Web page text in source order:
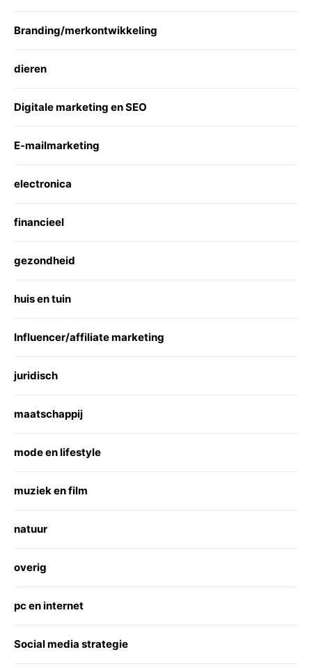
Branding/merkontwikkeling
dieren
Digitale marketing en SEO
E-mailmarketing
electronica
financieel
gezondheid
huis en tuin
Influencer/affiliate marketing
juridisch
maatschappij
mode en lifestyle
muziek en film
natuur
overig
pc en internet
Social media strategie